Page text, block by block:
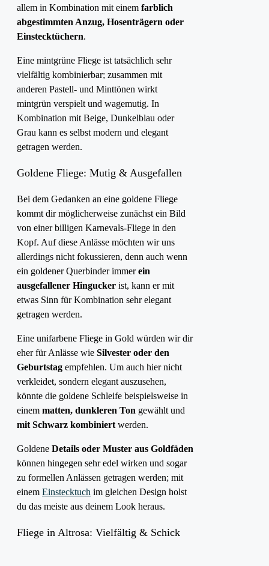
allem in Kombination mit einem farblich
abgestimmten Anzug, Hosenträgern oder
Einstecktüchern.
Eine mintgrüne Fliege ist tatsächlich sehr
vielfältig kombinierbar; zusammen mit
anderen Pastell- und Minttönen wirkt
mintgrün verspielt und wagemutig. In
Kombination mit Beige, Dunkelblau oder
Grau kann es selbst modern und elegant
getragen werden.
Goldene Fliege: Mutig & Ausgefallen
Bei dem Gedanken an eine goldene Fliege
kommt dir möglicherweise zunächst ein Bild
von einer billigen Karnevals-Fliege in den
Kopf. Auf diese Anlässe möchten wir uns
allerdings nicht fokussieren, denn auch wenn
ein goldener Querbinder immerein
ausgefallener Hingucker ist, kann er mit
etwas Sinn für Kombination sehr elegant
getragen werden.
Eine unifarbene Fliege in Gold würden wir dir
eher für Anlässe wie Silvester oder den
Geburtstag empfehlen. Um auch hier nicht
verkleidet, sondern elegant auszusehen,
könnte die goldene Schleife beispielsweise in
einem matten, dunkleren Ton gewählt und
mit Schwarz kombiniert werden.
Goldene Details oder Muster aus Goldfäden
können hingegen sehr edel wirken und sogar
zu formellen Anlässen getragen werden; mit
einem Einstecktuch im gleichen Design holst
du das meiste aus deinem Look heraus.
Fliege in Altrosa: Vielfältig & Schick